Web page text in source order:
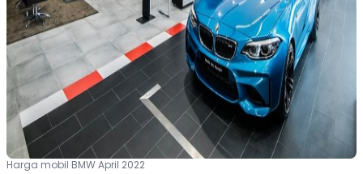
Harga mobil BMW April 2022